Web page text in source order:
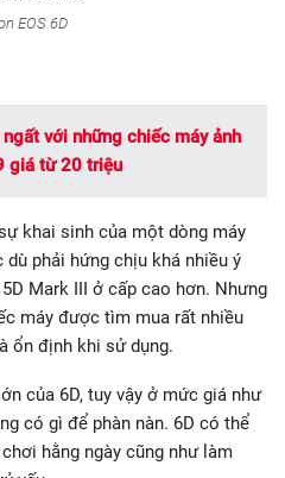
EOS 6D
với những chiếc máy ảnh
giá từ 20 triệu
khai sinh của một dòng máy
phải hứng chịu khá nhiều ý
Mark III ở cấp cao hơn. Nhưng
máy được tìm mua rất nhiều
ổn định khi sử dụng.
của 6D, tuy vậy ở mức giá như
có gì để phàn nàn. 6D có thể
hằng ngày cũng như làm